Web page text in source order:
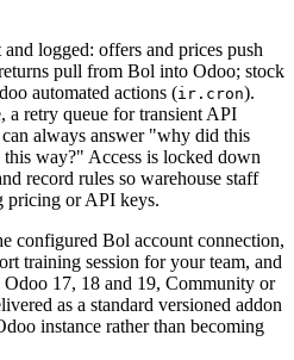
logged: offers and prices push
pull from Bol into Odoo; stock
automated actions (ir.cron).
a retry queue for transient API
always answer "why did this
way?" Access is locked down
record rules so warehouse staff
pricing or API keys.
configured Bol account connection,
training session for your team, and
17, 18 and 19, Community or
as a standard versioned addon
instance rather than becoming